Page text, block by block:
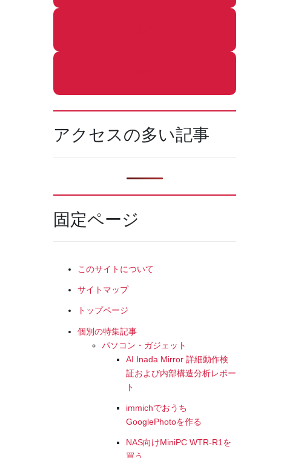
アクセスの多い記事
固定ページ
このサイトについて
サイトマップ
トップページ
個別の特集記事
パソコン・ガジェット
AI Inada Mirror 詳細動作検
証および内部構造分析レポー
ト
immichでおうち
GooglePhotoを作る
NAS向けMiniPC WTR-R1を